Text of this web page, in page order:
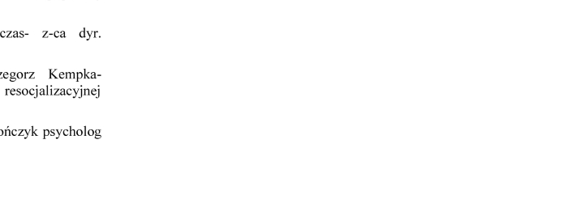
Ci naszych komunikatów na podstawie
pojawić się na stronach podmiotów trzecich lub
innych dostawców usług. Firmy te działają w
nasze treści w postaci wiadomości, ofert,